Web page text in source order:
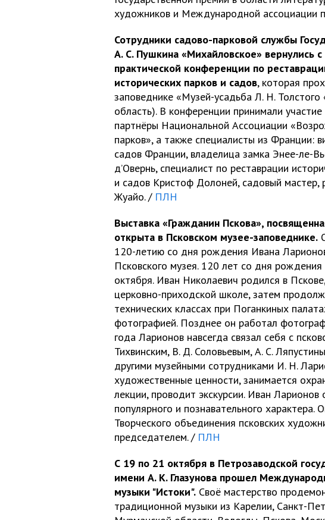
художников и Международной ассоциации
Сотрудники садово-парковой службы
А. С. Пушкина «Михайловское» вернулись
практической конференции по
исторических парков и садов, которая
заповеднике «Музей-усадьба Л. Н. Толстого
область). В конференции принимали
партнёры Национальной Ассоциации
парков», а также специалисты из Франции:
садов Франции, владелица замка Энее-ле-
д’Овернь, специалист по реставрации
и садов Кристоф Долоней, садовый мастер,
Жуайо. / ПЛН
Выставка «Гражданин Пскова»,
открыта в Псковском музее-заповеднике.
120-летию со дня рождения Ивана
Псковского музея. 120 лет со дня
октября. Иван Николаевич родился в
церковно-приходской школе, затем
технических классах при Поганкиных
фотографией. Позднее он работал
года Ларионов навсегда связал себя с
Тихвинским, В. Д. Соловьевым, А. С.
другими музейными сотрудниками И. Н.
художественные ценности, занимается
лекции, проводит экскурсии. Иван
популярного и познавательного
Творческого объединения псковских
председателем. / ПЛН
С 19 по 21 октября в Петрозаводской
имени А. К. Глазунова прошел
музыки "Истоки". Своё мастерство
традиционной музыки из Карелии, Санкт-